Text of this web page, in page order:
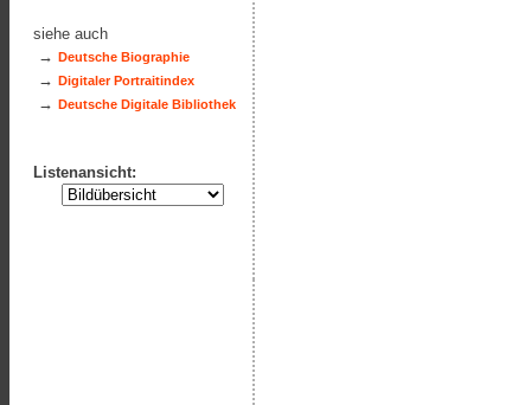
siehe auch
→ Deutsche Biographie
→ Digitaler Portraitindex
→ Deutsche Digitale Bibliothek
Listenansicht: